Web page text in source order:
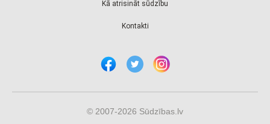
Kā atrisināt sūdzību
Kontakti
© 2007-2026 Sūdzības.lv